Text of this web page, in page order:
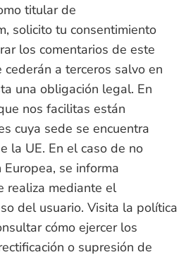
titular de
, solicito tu consentimiento
los comentarios de este
a terceros salvo en
una obligación legal. En
nos facilitas están
cuya sede se encuentra
la UE. En el caso de no
se informa
realiza mediante el
del usuario. Visita la política
cómo ejercer los
o supresión de